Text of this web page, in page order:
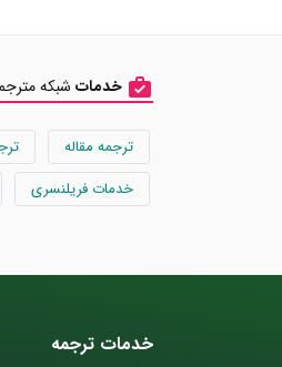
خدمات شبکه
ترجمه مقاله
خدمات فریلنسری
خدمات ترجمه